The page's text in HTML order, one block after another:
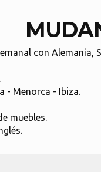
con Alemania,
- Menorca - Ibiza.
muebles.